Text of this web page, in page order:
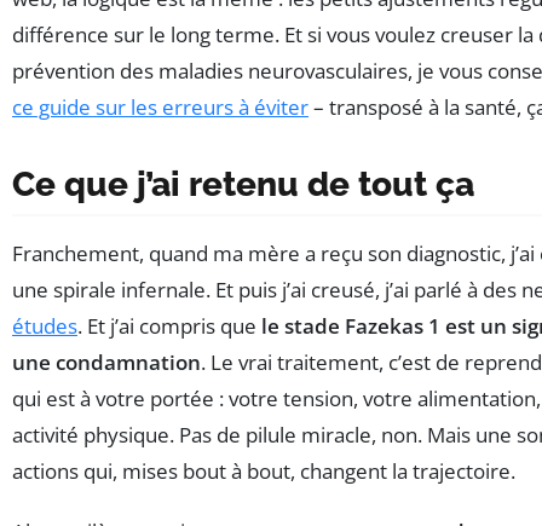
différence sur le long terme. Et si vous voulez creuser la
prévention des maladies neurovasculaires, je vous
ce guide sur les erreurs à éviter– transposé à la santé,
Ce que j’ai retenu de tout ça
Franchement, quand ma mère a reçu son diagnostic,
une spirale infernale. Et puis j’ai creusé, j’ai parlé à des
études. Et j’ai compris que le stade Fazekas 1 est un
une condamnation. Le vrai traitement, c’est de
qui est à votre portée : votre tension, votre
activité physique. Pas de pilule miracle, non. Mais une
actions qui, mises bout à bout, changent la trajectoire.